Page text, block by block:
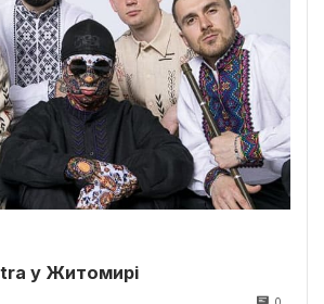
у Житомирі